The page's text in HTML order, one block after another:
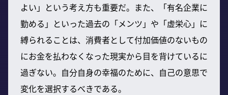
よい」という考え方も重要だ。また、「有名企業に
勤める」といった過去の「メンツ」や「虚栄心」に
縛られることは、消費者として付加価値のないもの
にお金を払わなくなった現実から目を背けているに
過ぎない。自分自身の幸福のために、自己の意思で
変化を選択するべきである。